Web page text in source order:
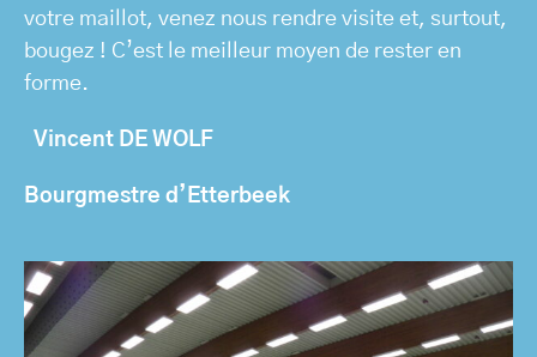
votre maillot, venez nous rendre visite et, surtout,
bougez ! C’est le meilleur moyen de rester en
forme.
Vincent DE WOLF
Bourgmestre d’Etterbeek